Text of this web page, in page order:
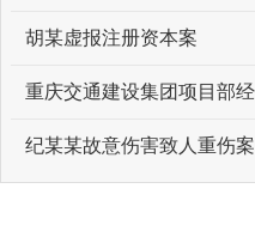
胡某虚报注册资本案
纪某某故意伤害致人重伤案